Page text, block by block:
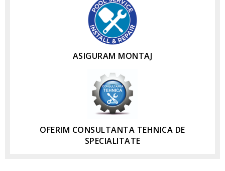
ASIGURAM MONTAJ
OFERIM CONSULTANTA TEHNICA DE
SPECIALITATE